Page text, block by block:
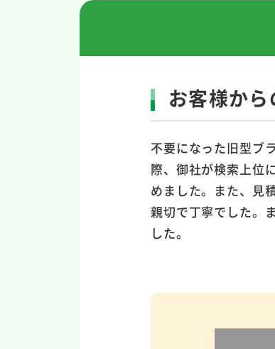
お客様か
不要になった旧型ブ
際、御社が検索上位
めました。また、見
親切で丁寧でした。
した。